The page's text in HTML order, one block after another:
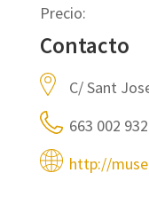
Precio:
Contacto
C/ Sant
663 002 932
http://